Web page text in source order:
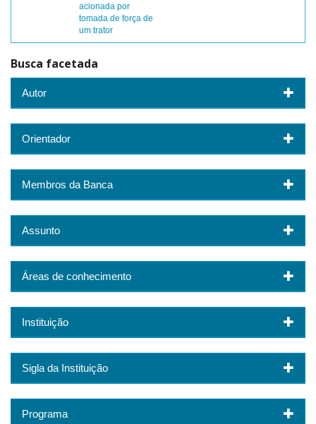
acionada por
tomada de força de
um trator
Busca facetada
Autor
Orientador
Membros da Banca
Assunto
Áreas de conhecimento
Instituição
Sigla da Instituição
Programa